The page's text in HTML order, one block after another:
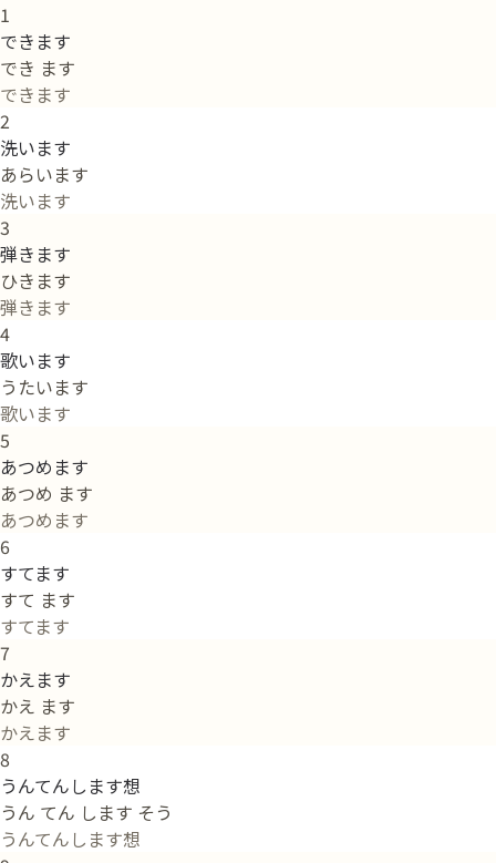
1
できます
でき ます
できます
2
洗います
あらいます
洗います
3
弾きます
ひきます
弾きます
4
歌います
うたいます
歌います
5
あつめます
あつめ ます
あつめます
6
すてます
すて ます
すてます
7
かえます
かえ ます
かえます
8
うんてんします想
うん てん します そう
うんてんします想